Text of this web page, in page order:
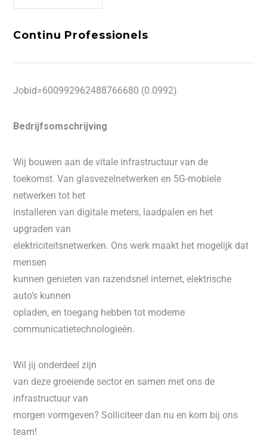
Continu Professionels
Jobid=600992962488766680 (0.0992)
Bedrijfsomschrijving
Wij bouwen aan de vitale infrastructuur van de
toekomst. Van glasvezelnetwerken en 5G-mobiele
netwerken tot het
installeren van digitale meters, laadpalen en het
upgraden van
elektriciteitsnetwerken. Ons werk maakt het mogelijk dat
mensen
kunnen genieten van razendsnel internet, elektrische
auto’s kunnen
opladen, en toegang hebben tot moderne
communicatietechnologieën.
Wil jij onderdeel zijn
van deze groeiende sector en samen met ons de
infrastructuur van
morgen vormgeven? Solliciteer dan nu en kom bij ons
team!